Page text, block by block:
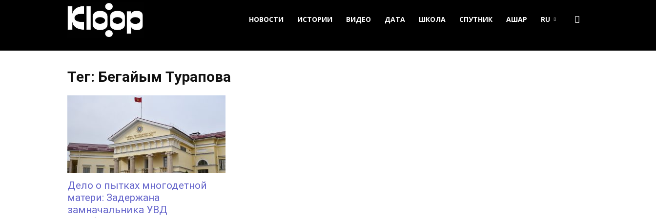
Новости
Кыргызстана
НОВОСТИ ИСТОРИИ ВИДЕО ДАТА ШКОЛА СПУТНИК АШАР RU
Тег: Бегайым Турапова
Дело о пытках многодетной
матери: Задержана
замначальника УВД